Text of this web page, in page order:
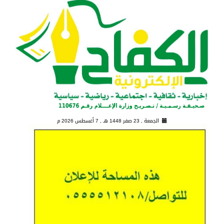
الجمعة , 23 صفر 1448 هـ , 7 أغسطس 2026 م